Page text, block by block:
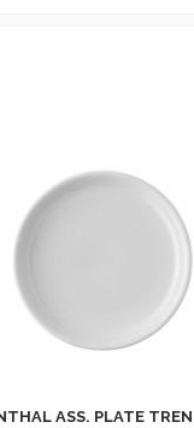
ASS. PLATE